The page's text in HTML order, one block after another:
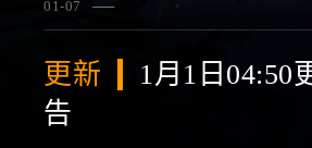
01-07
查看詳情
更新
1月1日04:50
告